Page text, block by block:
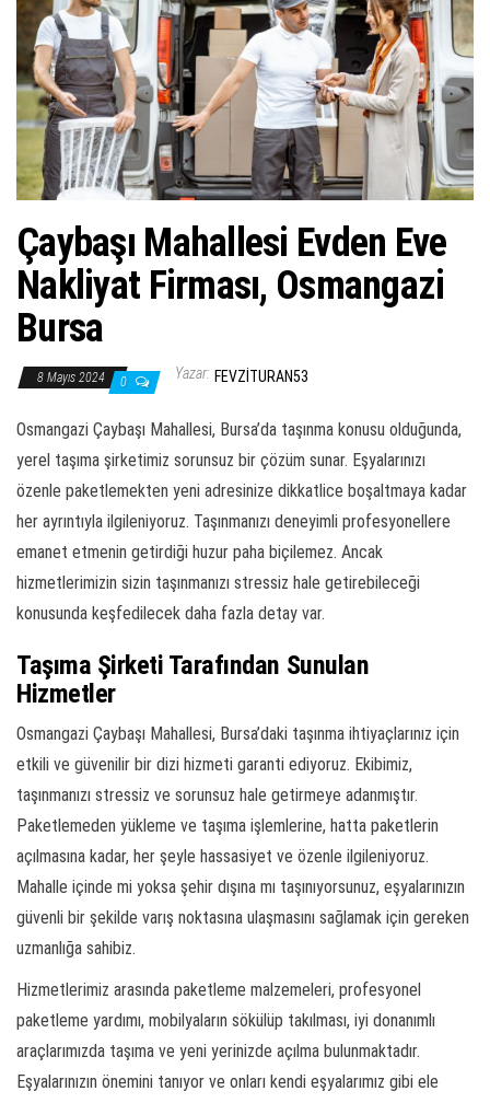
t
r
Çaybaşı Mahallesi Evden Eve
Nakliyat Firması, Osmangazi
Bursa
8 Mayıs 2024 0 Yazar: FEVZITURAN53
Osmangazi Çaybaşı Mahallesi, Bursa’da taşınma konusu olduğunda,
yerel taşıma şirketimiz sorunsuz bir çözüm sunar. Eşyalarınızı
özenle paketlemekten yeni adresinize dikkatlice boşaltmaya kadar
her ayrıntıyla ilgileniyoruz. Taşınmanızı deneyimli profesyonellere
emanet etmenin getirdiği huzur paha biçilemez. Ancak
hizmetlerimizin sizin taşınmanızı stressiz hale getirebileceği
konusunda keşfedilecek daha fazla detay var.
Taşıma Şirketi Tarafından Sunulan
Hizmetler
Osmangazi Çaybaşı Mahallesi, Bursa’daki taşınma ihtiyaçlarınız için
etkili ve güvenilir bir dizi hizmeti garanti ediyoruz. Ekibimiz,
taşınmanızı stressiz ve sorunsuz hale getirmeye adanmıştır.
Paketlemeden yükleme ve taşıma işlemlerine, hatta paketlerin
açılmasına kadar, her şeyle hassasiyet ve özenle ilgileniyoruz.
Mahalle içinde mi yoksa şehir dışına mı taşınıyorsunuz, eşyalarınızın
güvenli bir şekilde varış noktasına ulaşmasını sağlamak için gereken
uzmanlığa sahibiz.
Hizmetlerimiz arasında paketleme malzemeleri, profesyonel
paketleme yardımı, mobilyaların sökülüp takılması, iyi donanımlı
araçlarımızda taşıma ve yeni yerinizde açılma bulunmaktadır.
Eşyalarınızın önemini tanıyor ve onları kendi eşyalarımız gibi ele